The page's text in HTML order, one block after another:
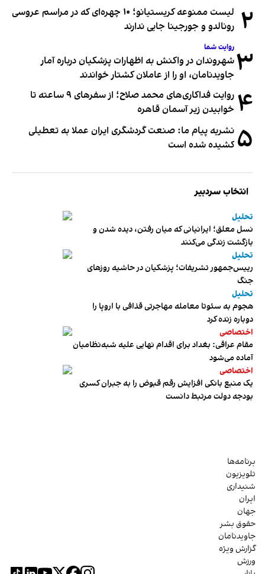
۲
لیست ممنوعه کریستیانو؛ ۱۰ چهره‌ای که در مراسم عروسی
رونالدو و جورجینا جایی ندارند
۳ روایت شما
شهروندان در واکنش به اظهارات پزشکیان درباره آمار
جاویدنامان، او را از عاملان کشتار خواندند
۴
روایت فداکاری‌های محمد صلاح؛ از سفرهای ۹ ساعته تا
خوابیدن زیر آسمان قاهره
۵ نشریه پیام ما: صنعت گردشگری ایران عملا به تعطیلی
کشیده شده است
انتخاب سردبیر
تحلیل
نسل معلق؛ ایرانیانی که میان رفتن، دیده شدن و
بازگشت زندگی می‌کنند
تحلیل
رییس‌جمهور تشریفات؛ پزشکیان در حاشیه روزهای
جنگ
تحلیل
هجوم به سئوتا معامله مهاجرتی قذافی با اروپا را
دوباره زنده کرد
اختصاصی
مقام عراقی: بغداد برای اقدام نهایی علیه شبه‌نظامیان
آماده می‌شود
اختصاصی
یک منبع بانکی افزایش رقم قبوض را به جبران کسری
بودجه دولت مرتبط دانست
برنامه‌ها
تلویزیون
شنیداری
ایران
جهان
حقوق بشر
جاویدنامان
گزارش ویژه
ورزش